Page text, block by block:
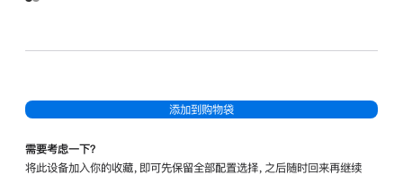
添加到购物袋
需要考虑一下？
将此设备加入你的收藏，即可先保留全部配置选择，之后随时回来再继续